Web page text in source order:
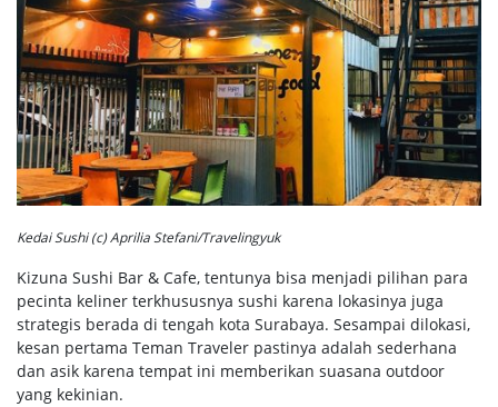
Kedai Sushi (c) Aprilia Stefani/Travelingyuk
Kizuna Sushi Bar & Cafe, tentunya bisa menjadi pilihan para
pecinta keliner terkhususnya sushi karena lokasinya juga
strategis berada di tengah kota Surabaya. Sesampai dilokasi,
kesan pertama Teman Traveler pastinya adalah sederhana
dan asik karena tempat ini memberikan suasana outdoor
yang kekinian.